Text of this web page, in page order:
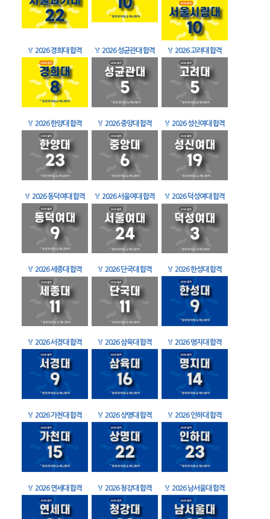
🏅 2026 경희대 합격 🏅 2026 성균관대 합격 🏅 2026 고려대 합격
🏅 2026 한양대 합격 🏅 2026 중앙대 합격 🏅 2026 성신여대 합격
🏅 2026 동덕여대 합격 🏅 2026 서울여대 합격 🏅 2026 덕성여대 합격
🏅 2026 세종대 합격 🏅 2026 단국대 합격 🏅 2026 한성대 합격
🏅 2026 서경대 합격 🏅 2026 삼육대 합격 🏅 2026 명지대 합격
🏅 2026 가천대 합격 🏅 2026 상명대 합격 🏅 2026 인하대 합격
🏅 2026 연세대 합격 🏅 2026 청강대 합격 🏅 2026 남서울대 합격